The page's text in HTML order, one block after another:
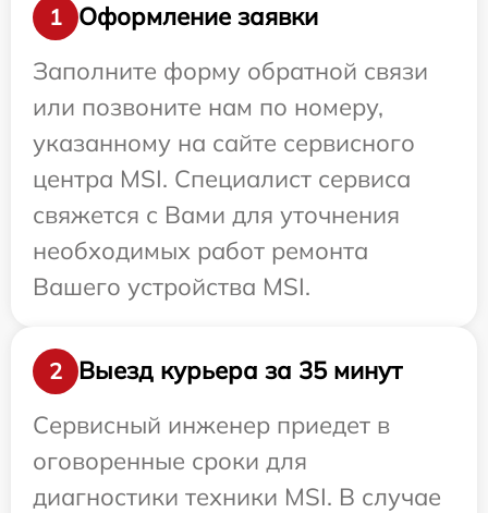
1
Оформление заявки
Заполните форму обратной связи
или позвоните нам по номеру,
указанному на сайте сервисного
центра MSI. Специалист сервиса
свяжется с Вами для уточнения
необходимых работ ремонта
Вашего устройства MSI.
2
Выезд курьера за 35 минут
Сервисный инженер приедет в
оговоренные сроки для
диагностики техники MSI. В случае